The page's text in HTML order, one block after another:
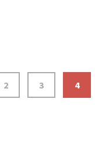
2 3 4